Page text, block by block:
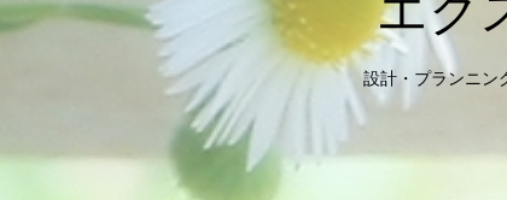
設計・プランニン